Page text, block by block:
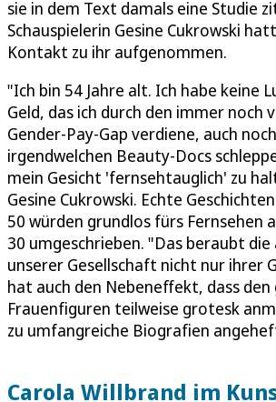
sie in dem Text damals eine Studie
Schauspielerin Gesine Cukrowski
Kontakt zu ihr aufgenommen.
"Ich bin 54 Jahre alt. Ich habe keine
Geld, das ich durch den immer noch
Gender-Pay-Gap verdiene, auch
irgendwelchen Beauty-Docs
mein Gesicht 'fernsehtauglich' zu
Gesine Cukrowski. Echte
50 würden grundlos fürs Fernsehen
30 umgeschrieben. "Das beraubt
unserer Gesellschaft nicht nur ihrer
hat auch den Nebeneffekt, dass den
Frauenfiguren teilweise grotesk
zu umfangreiche Biografien
Carola Willbrand im